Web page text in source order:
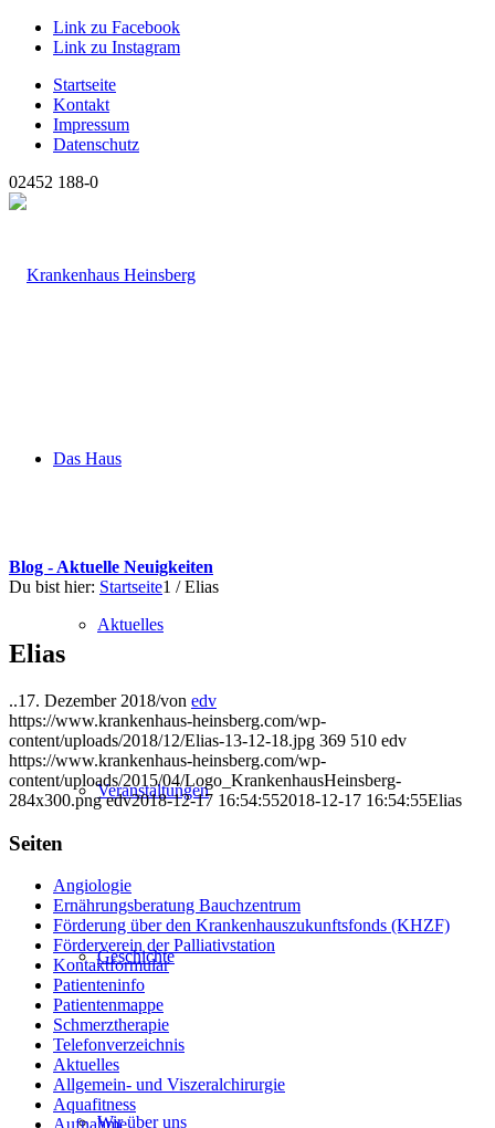
Link zu Facebook
Link zu Instagram
Startseite
Kontakt
Impressum
Datenschutz
02452 188-0
Das Haus
Aktuelles
Veranstaltungen
Geschichte
Wir über uns
Blog - Aktuelle Neuigkeiten
Du bist hier: Startseite1 / Elias
Elias
..17. Dezember 2018/von edv
https://www.krankenhaus-heinsberg.com/wp-
content/uploads/2018/12/Elias-13-12-18.jpg 369 510 edv
https://www.krankenhaus-heinsberg.com/wp-
content/uploads/2015/04/Logo_KrankenhausHeinsberg-
284x300.png edv2018-12-17 16:54:552018-12-17 16:54:55Elias
Seiten
Angiologie
Ernährungsberatung Bauchzentrum
Förderung über den Krankenhauszukunftsfonds (KHZF)
Förderverein der Palliativstation
Kontaktformular
Patienteninfo
Patientenmappe
Schmerztherapie
Telefonverzeichnis
Aktuelles
Allgemein- und Viszeralchirurgie
Aquafitness